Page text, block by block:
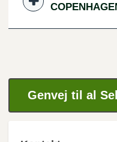
Genvej til al